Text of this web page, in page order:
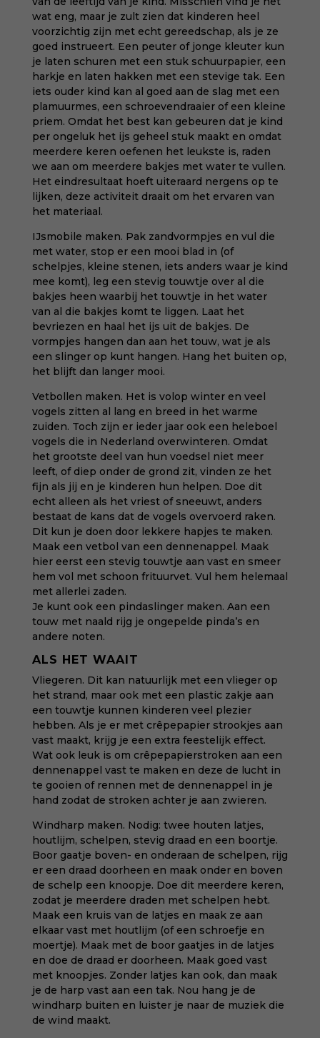
wat eng, maar je zult zien dat kinderen heel
voorzichtig zijn met echt gereedschap, als je ze
goed instrueert. Een peuter of jonge kleuter kun
je laten schuren met een stuk schuurpapier, een
harkje en laten hakken met een stevige tak. Een
iets ouder kind kan al goed aan de slag met een
plamuurmes, een schroevendraaier of een kleine
priem. Omdat het best kan gebeuren dat je kind
per ongeluk het ijs geheel stuk maakt en omdat
meerdere keren oefenen het leukste is, raden
we aan om meerdere bakjes met water te vullen.
Het eindresultaat hoeft uiteraard nergens op te
lijken, deze activiteit draait om het ervaren van
het materiaal.
IJsmobile maken. Pak zandvormpjes en vul die
met water, stop er een mooi blad in (of
schelpjes, kleine stenen, iets anders waar je kind
mee komt), leg een stevig touwtje over al die
bakjes heen waarbij het touwtje in het water
van al die bakjes komt te liggen. Laat het
bevriezen en haal het ijs uit de bakjes. De
vormpjes hangen dan aan het touw, wat je als
een slinger op kunt hangen. Hang het buiten op,
het blijft dan langer mooi.
Vetbollen maken. Het is volop winter en veel
vogels zitten al lang en breed in het warme
zuiden. Toch zijn er ieder jaar ook een heleboel
vogels die in Nederland overwinteren. Omdat
het grootste deel van hun voedsel niet meer
leeft, of diep onder de grond zit, vinden ze het
fijn als jij en je kinderen hun helpen. Doe dit
echt alleen als het vriest of sneeuwt, anders
bestaat de kans dat de vogels overvoerd raken.
Dit kun je doen door lekkere hapjes te maken.
Maak een vetbol van een dennenappel. Maak
hier eerst een stevig touwtje aan vast en smeer
hem vol met schoon frituurvet. Vul hem helemaal
met allerlei zaden.
Je kunt ook een pindaslinger maken. Aan een
touw met naald rijg je ongepelde pinda’s en
andere noten.
ALS HET WAAIT
Vliegeren. Dit kan natuurlijk met een vlieger op
het strand, maar ook met een plastic zakje aan
een touwtje kunnen kinderen veel plezier
hebben. Als je er met crêpepapier strookjes aan
vast maakt, krijg je een extra feestelijk effect.
Wat ook leuk is om crêpepapierstroken aan een
dennenappel vast te maken en deze de lucht in
te gooien of rennen met de dennenappel in je
hand zodat de stroken achter je aan zwieren.
Windharp maken. Nodig: twee houten latjes,
houtlijm, schelpen, stevig draad en een boortje.
Boor gaatje boven- en onderaan de schelpen, rijg
er een draad doorheen en maak onder en boven
de schelp een knoopje. Doe dit meerdere keren,
zodat je meerdere draden met schelpen hebt.
Maak een kruis van de latjes en maak ze aan
elkaar vast met houtlijm (of een schroefje en
moertje). Maak met de boor gaatjes in de latjes
en doe de draad er doorheen. Maak goed vast
met knoopjes. Zonder latjes kan ook, dan maak
je de harp vast aan een tak. Nou hang je de
windharp buiten en luister je naar de muziek die
de wind maakt.